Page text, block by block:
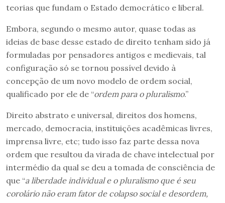
teorias que fundam o Estado democrático e liberal.
Embora, segundo o mesmo autor, quase todas as
ideias de base desse estado de direito tenham sido já
formuladas por pensadores antigos e medievais, tal
configuração só se tornou possível devido à
concepção de um novo modelo de ordem social,
qualificado por ele de “ordem para o pluralismo.”
Direito abstrato e universal, direitos dos homens,
mercado, democracia, instituições acadêmicas livres,
imprensa livre, etc; tudo isso faz parte dessa nova
ordem que resultou da virada de chave intelectual por
intermédio da qual se deu a tomada de consciência de
que “a liberdade individual e o pluralismo que é seu
corolário não eram fator de colapso social e desordem,